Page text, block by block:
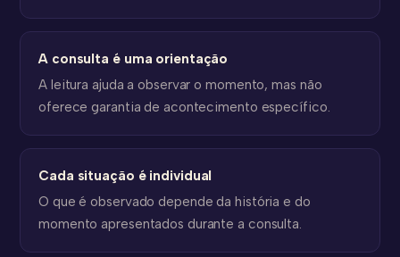
A consulta é uma orientação
A leitura ajuda a observar o momento, mas não
oferece garantia de acontecimento específico.
Cada situação é individual
O que é observado depende da história e do
momento apresentados durante a consulta.